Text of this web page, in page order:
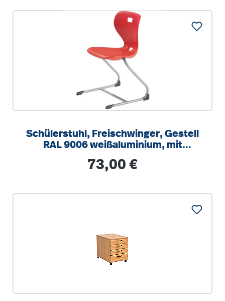
Schülerstuhl, Freischwinger, Gestell
RAL 9006 weißaluminium, mit
Regulärer Preis:
73,00 €